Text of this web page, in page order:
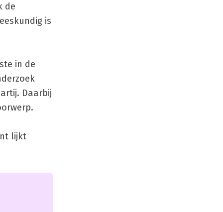
de
is
in de
Daarbij
lijkt